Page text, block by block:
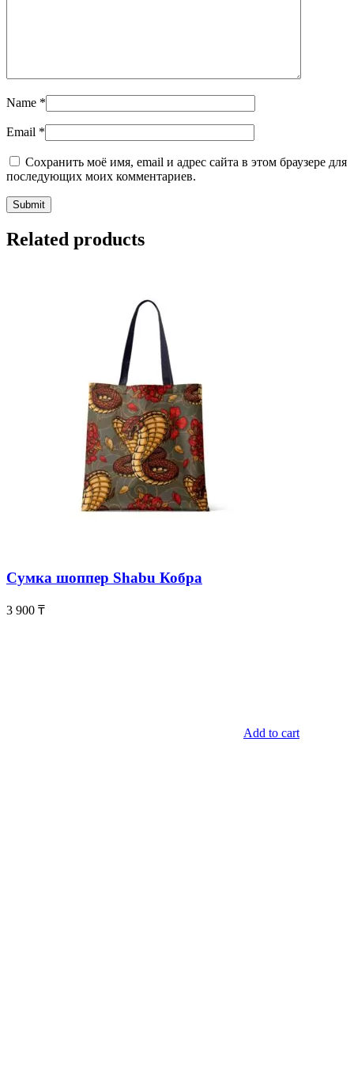
Name *
Email *
Сохранить моё имя, email и адрес сайта в этом браузере для
последующих моих комментариев.
Related products
Сумка шоппер Shabu Кобра
3 900 ₸
Add to cart